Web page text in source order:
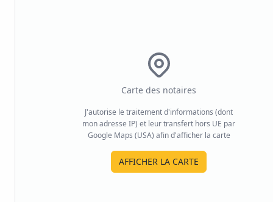
Carte des notaires
J'autorise le traitement d'informations (dont
mon adresse IP) et leur transfert hors UE par
Google Maps (USA) afin d'afficher la carte
AFFICHER LA CARTE